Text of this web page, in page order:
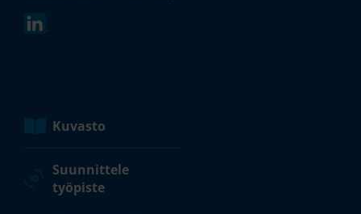
Kuvasto
Suunnittele
työpiste